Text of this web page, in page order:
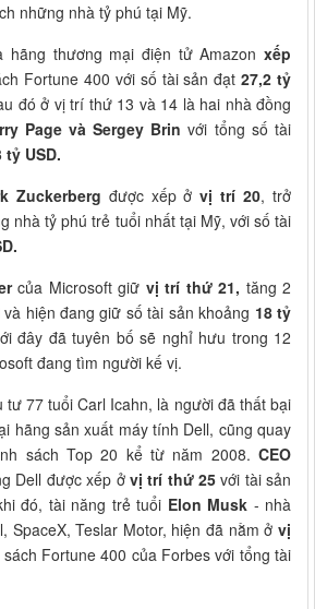
những nhà tỷ phú tại Mỹ.
hãng thương mại điện tử Amazonxếp
Fortune 400 với số tài sản đạt27,2 tỷ
đó ở vị trí thứ 13 và 14 là hai nhà đồng
Page và Sergey Brin với tổng số tài
tỷ USD.
Zuckerberg được xếp ởvị trí 20, trở
nhà tỷ phú trẻ tuổi nhất tại Mỹ, với số tài
của Microsoft giữ vị trí thứ 21, tăng 2
hiện đang giữ số tài sản khoảng 18 tỷ
đây đã tuyên bố sẽ nghỉ hưu trong 12
đang tìm người kế vị.
tư 77 tuổi Carl Icahn, là người đã thất bại
hãng sản xuất máy tính Dell, cũng quay
sách Top 20 kể từ năm 2008. CEO
Dell được xếp ở vị trí thứ 25với tài sản
đó, tài năng trẻ tuổi Elon Musk - nhà
SpaceX, Teslar Motor, hiện đã nằm ở vị
Fortune 400 của Forbes với tổng tài